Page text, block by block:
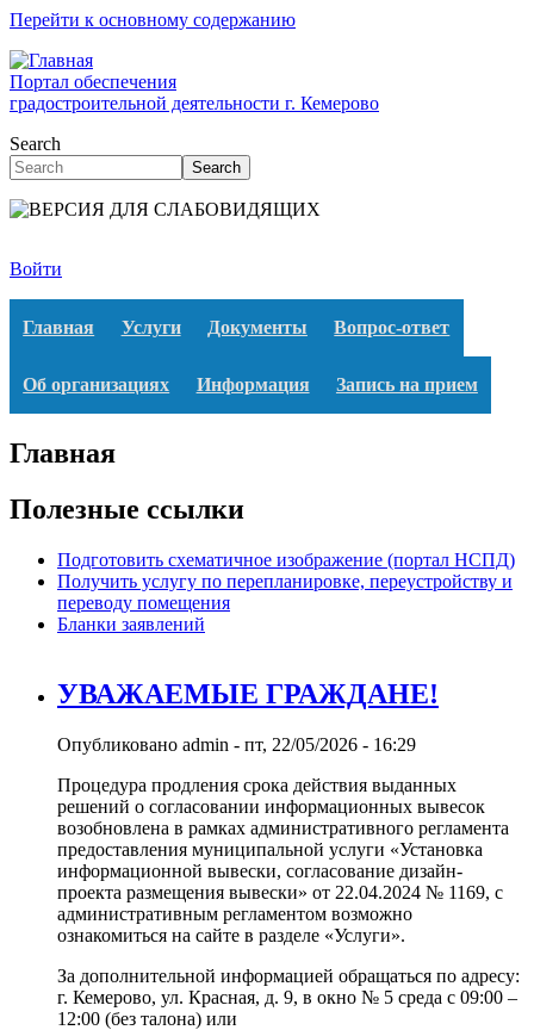
Перейти к основному содержанию
Портал обеспечения
градостроительной деятельности г. Кемерово
Search
Search
Войти
Главная Услуги Документы Вопрос-ответ
Об организациях Информация Запись на прием
Главная
Полезные ссылки
Подготовить схематичное изображение (портал НСПД)
Получить услугу по перепланировке, переустройству и
переводу помещения
Бланки заявлений
УВАЖАЕМЫЕ ГРАЖДАНЕ!
Опубликовано admin - пт, 22/05/2026 - 16:29
Процедура продления срока действия выданных
решений о согласовании информационных вывесок
возобновлена в рамках административного регламента
предоставления муниципальной услуги «Установка
информационной вывески, согласование дизайн-
проекта размещения вывески» от 22.04.2024 № 1169, с
административным регламентом возможно
ознакомиться на сайте в разделе «Услуги».
За дополнительной информацией обращаться по адресу:
г. Кемерово, ул. Красная, д. 9, в окно № 5 среда с 09:00 –
12:00 (без талона) или